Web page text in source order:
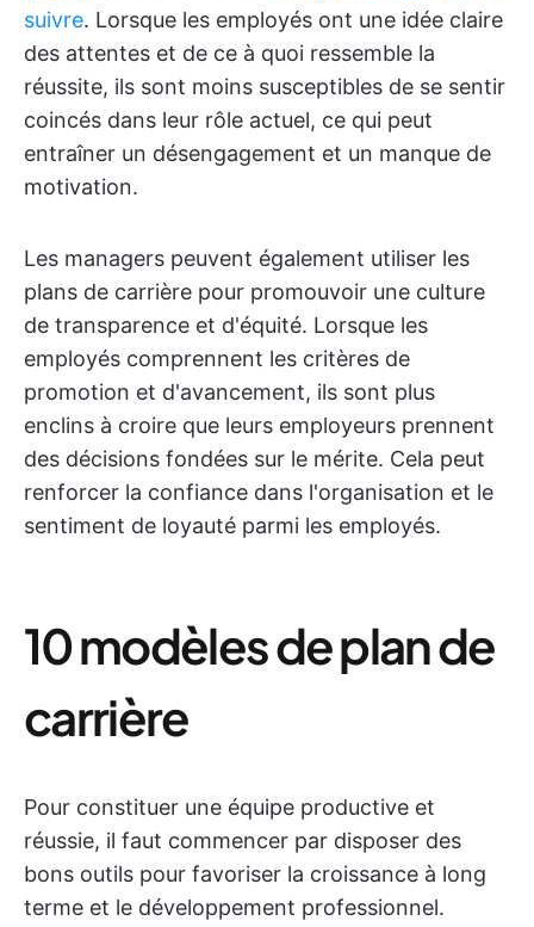
suivre. Lorsque les employés ont une idée claire
des attentes et de ce à quoi ressemble la
réussite, ils sont moins susceptibles de se sentir
coincés dans leur rôle actuel, ce qui peut
entraîner un désengagement et un manque de
motivation.
Les managers peuvent également utiliser les
plans de carrière pour promouvoir une culture
de transparence et d'équité. Lorsque les
employés comprennent les critères de
promotion et d'avancement, ils sont plus
enclins à croire que leurs employeurs prennent
des décisions fondées sur le mérite. Cela peut
renforcer la confiance dans l'organisation et le
sentiment de loyauté parmi les employés.
10 modèles de plan de
carrière
Pour constituer une équipe productive et
réussie, il faut commencer par disposer des
bons outils pour favoriser la croissance à long
terme et le développement professionnel.